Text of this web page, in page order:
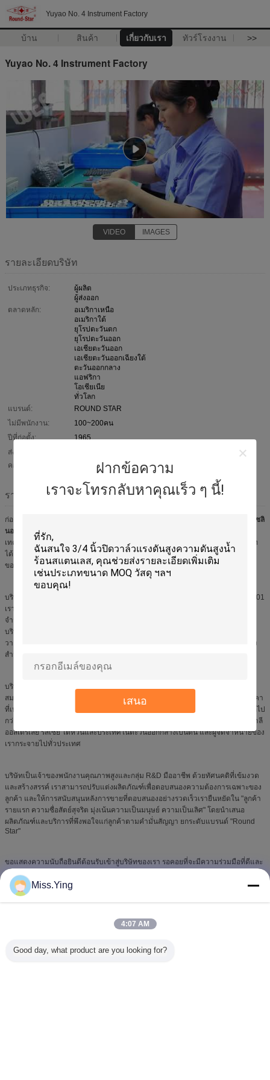
Yuyao No. 4 Instrument Factory
บ้าน สินค้า เกี่ยวกับเรา ทัวร์โรงงาน >>
Yuyao No. 4 Instrument Factory
VIDEO IMAGES
รายละเอียดบริษัท
ประเภทธุรกิจ:
ผู้ผลิต
ผู้ส่งออก
ตลาดหลัก:
อเมริกาเหนือ
อเมริกาใต้
ยุโรปตะวันตก
ยุโรปตะวันออก
เอเชียตะวันออก
เอเชียตะวันออกเฉียงใต้
ตะวันออกกลาง
แอฟริกา
โอเชียเนีย
ทั่วโลก
แบรนด์:
ROUND STAR
ไม่มีพนักงาน:
100~200คน
ปีที่ก่อตั้ง:
1965
ส่งออกเครื่อง
คอมพิวเตอร์:
รายละเอียดบริษัท
ก่อตั้งเมื่อปี พ.ศ. 2508
ผู้ผลิตโซลิ
นอยด์วาล์ว และมีชื่อเสียงอันยอดเยี่ยมมากว่า 50 ปีในประเทศจีนด้วยการแนะนำ
เทคโนโลยีล้ำสมัยจากต่างประเทศและนวัตกรรมที่ยั่งยืนและการพัฒนาตนเอง บริษัท
ได้เชี่ยวชาญเทคโนโลยีหลักและรักษาตำแหน่งผู้บุกเบิกในด้านวาล์วโซลินอยด์
ของไหล
บริษัทได้รับการรับรองระบบคุณภาพทางทหาร ISO9001:2000 และ GJB9001A-2001
เรามีใบอนุญาตการผลิตและ
จำนวนมากได้ผ่านการ
บริษัทได้มีส่วนร่วมในการร่างมาตรฐานความปลอดภัยระดับชาติสำหรับโซลินอยด์
วาล์ว GB30439.6—2014 และได้รับอนุญาตให้ผลิตโซลินอยด์วาล์วแบบกำหนดเอง
สำหรับผลิตภัณฑ์ทางทหาร
บริษัทมีเครื่องจักรการผลิตที่เหนือกว่า กระแสกระบวนการขั้นสูง ระบบการทดสอบที่
สมบูรณ์ผลิตภัณฑ์มีโครงสร้างที่ซับซ้อน ประสิทธิภาพที่เชื่อถือได้ มุมมองที่ดี และราคา
ที่เหมาะสม ครอบคลุมมากกว่า 40 ซีรีส์และข้อกำหนด 3,000 รายการ โดยได้ส่งออกไป
กว่ายี่สิบประเทศและพื้นที่ เช่น สหรัฐอเมริกา ฝรั่งเศส สหราชอาณาจักร เยอรมนี อิตาลี
ออสเตรเลีย รัสเซีย ไต้หวันและประเทศในตะวันออกกลางเป็นต้น และผู้จัดจำหน่ายของ
เรากระจายไปทั่วประเทศ
บริษัทเป็นเจ้าของพนักงานคุณภาพสูงและกลุ่ม R&D มืออาชีพ ด้วยทัศนคติที่เข้มงวด
และสร้างสรรค์ เราสามารถปรับแต่งผลิตภัณฑ์เพื่อตอบสนองความต้องการเฉพาะของ
ลูกค้า และให้การสนับสนุนหลังการขายที่ตอบสนองอย่างรวดเร็วเรายืนหยัดใน "ลูกค้า
รายแรก ความซื่อสัตย์สุจริต มุ่งเน้นความเป็นมนุษย์ ความเป็นเลิศ" โดยนำเสนอ
ผลิตภัณฑ์และบริการที่พึงพอใจแก่ลูกค้าตามคำมั่นสัญญา ยกระดับแบรนด์ "Round
Star"
ขอแสดงความนับถือยินดีต้อนรับเข้าสู่บริษัทของเรา รอคอยที่จะมีความร่วมมือที่ดีและ
การพัฒนาร่วมกัน
ฝากข้อความ
เราจะโทรกลับหาคุณเร็ว ๆ นี้!
เสนอ
Miss.Ying
4:07 AM
Good day, what product are you looking for?